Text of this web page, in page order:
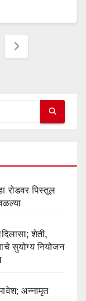
रोडवर पिस्तूल
शेती,
सुयोग्य नियोजन
अन्नामृत